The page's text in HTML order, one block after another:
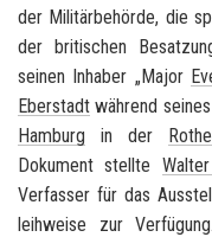
der Militärbehörde, die
derbritischen
seinen Inhaber „Major
Eberstadt während
Hamburg in der
Dokument stellte
Verfasser für das
leihweise zur